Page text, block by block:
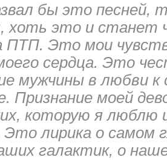
бы это песней,
хоть это и станет
ПТП. Это мои
сердца. Это
мужчины в любви к
Признание моей
которую я люблю
лирика о самом
галактик, о